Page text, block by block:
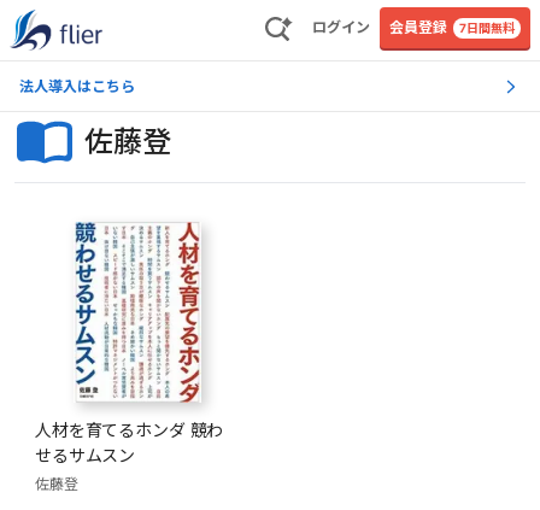
ログイン 会員登録 7日間無料
法人導入はこちら
佐藤登
人材を育てるホンダ 競わ
せるサムスン
佐藤登